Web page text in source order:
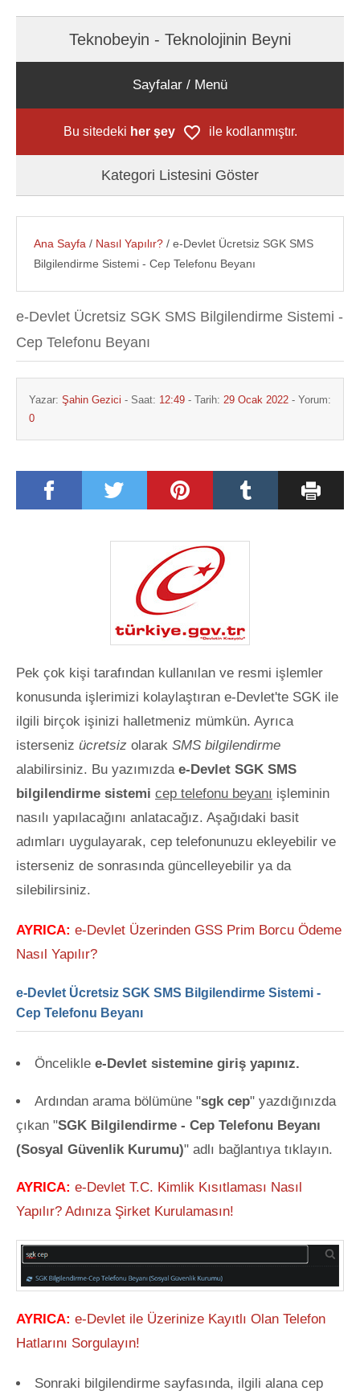
Teknobeyin - Teknolojinin Beyni
Sayfalar / Menü
Bu sitedeki her şey ile kodlanmıştır.
Kategori Listesini Göster
Ana Sayfa / Nasıl Yapılır? / e-Devlet Ücretsiz SGK SMS
Bilgilendirme Sistemi - Cep Telefonu Beyanı
e-Devlet Ücretsiz SGK SMS Bilgilendirme Sistemi -
Cep Telefonu Beyanı
Yazar: Şahin Gezici - Saat: 12:49 - Tarih: 29 Ocak 2022 - Yorum:
0
Pek çok kişi tarafından kullanılan ve resmi işlemler
konusunda işlerimizi kolaylaştıran e-Devlet'te SGK ile
ilgili birçok işinizi halletmeniz mümkün. Ayrıca
isterseniz ücretsiz olarak SMS bilgilendirme
alabilirsiniz. Bu yazımızda e-Devlet SGK SMS
bilgilendirme sistemi cep telefonu beyanı işleminin
nasılı yapılacağını anlatacağız. Aşağıdaki basit
adımları uygulayarak, cep telefonunuzu ekleyebilir ve
isterseniz de sonrasında güncelleyebilir ya da
silebilirsiniz.
AYRICA: e-Devlet Üzerinden GSS Prim Borcu Ödeme
Nasıl Yapılır?
e-Devlet Ücretsiz SGK SMS Bilgilendirme Sistemi -
Cep Telefonu Beyanı
Öncelikle e-Devlet sistemine giriş yapınız.
Ardından arama bölümüne "sgk cep" yazdığınızda
çıkan "SGK Bilgilendirme - Cep Telefonu Beyanı
(Sosyal Güvenlik Kurumu)" adlı bağlantıya tıklayın.
AYRICA: e-Devlet T.C. Kimlik Kısıtlaması Nasıl
Yapılır? Adınıza Şirket Kurulamasın!
AYRICA: e-Devlet ile Üzerinize Kayıtlı Olan Telefon
Hatlarını Sorgulayın!
Sonraki bilgilendirme sayfasında, ilgili alana cep